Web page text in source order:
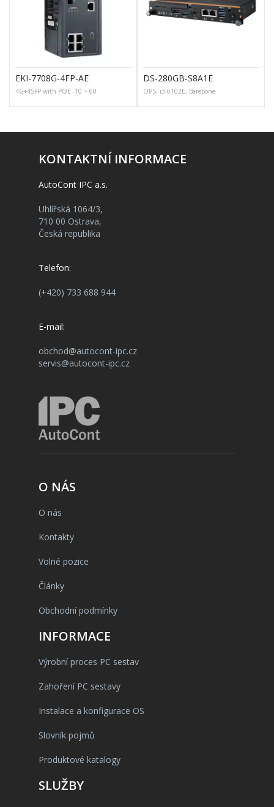
EKI-7708G-4FP-AE
4G+4SFP with POE -10 ~ 60
DS-280GB-S8A1E
OPS, i3-6102E, Barebone
KONTAKTNÍ INFORMACE
AutoCont IPC a.s.
Uhlířská 1064/3,
710 00 Ostrava,
Česká republika
Telefon:
(+420) 733 688 944
E-mail:
obchod@autocont-ipc.cz
servis@autocont-ipc.cz
O NÁS
O nás
Kontakty
Volné pozice
Články
Obchodní podmínky
INFORMACE
Výrobní proces PC sestav
Zahoření PC sestavy
Instalace a konfigurace OS
Slovník pojmů
Produktové katalogy
SLUŽBY